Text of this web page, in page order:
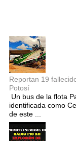
Reportan 19
Potosí
Un bus de la flota
identificada como
de este ...